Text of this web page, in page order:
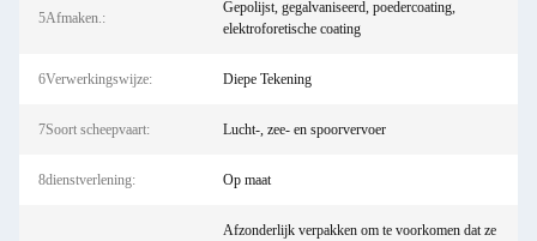
5Afmaken.:
Gepolijst, gegalvaniseerd, poedercoating,
elektroforetische coating
6Verwerkingswijze: Diepe Tekening
7Soort scheepvaart: Lucht-, zee- en spoorvervoer
8dienstverlening: Op maat
Afzonderlijk verpakken om te voorkomen dat ze